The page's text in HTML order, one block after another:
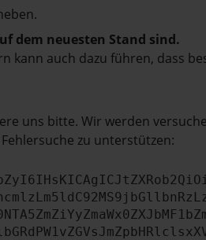
dem neuesten Stand sind.
kann auch dazu führen, dass
uns bitte. Wir werden
zu unterstützen: